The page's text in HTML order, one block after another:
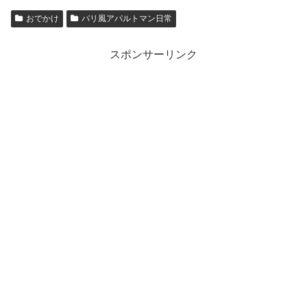
おでかけ パリ風アパルトマン日常
スポンサーリンク